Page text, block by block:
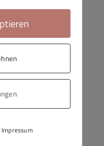
Herunterladen
Impressum